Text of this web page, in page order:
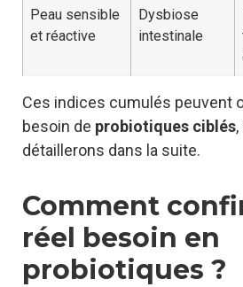
Peau sensible
et réactive
Dysbiose
intestinale
Ces indices cumulés peuvent
besoin de probiotiques ciblés
détaillerons dans la suite.
Comment
réel besoin en
probiotiques ?